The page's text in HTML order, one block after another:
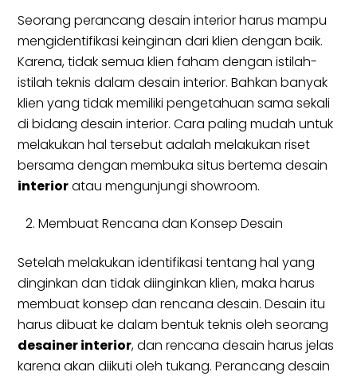
Seorang perancang desain interior harus mampu
mengidentifikasi keinginan dari klien dengan baik.
Karena, tidak semua klien faham dengan istilah-
istilah teknis dalam desain interior. Bahkan banyak
klien yang tidak memiliki pengetahuan sama sekali
di bidang desain interior. Cara paling mudah untuk
melakukan hal tersebut adalah melakukan riset
bersama dengan membuka situs bertema desain
interioratau mengunjungi showroom.
Membuat Rencana dan Konsep Desain
Setelah melakukan identifikasi tentang hal yang
dinginkan dan tidak diinginkan klien, maka harus
membuat konsep dan rencana desain. Desain itu
harus dibuat ke dalam bentuk teknis oleh seorang
desainer interior, dan rencana desain harus jelas
karena akan diikuti oleh tukang. Perancang desain